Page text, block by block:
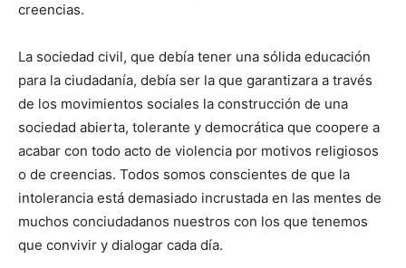
creencias.
La sociedad civil, que debía tener una sólida educación
para la ciudadanía, debía ser la que garantizara a través
de los movimientos sociales la construcción de una
sociedad abierta, tolerante y democrática que coopere a
acabar con todo acto de violencia por motivos religiosos
o de creencias. Todos somos conscientes de que la
intolerancia está demasiado incrustada en las mentes de
muchos conciudadanos nuestros con los que tenemos
que convivir y dialogar cada día.